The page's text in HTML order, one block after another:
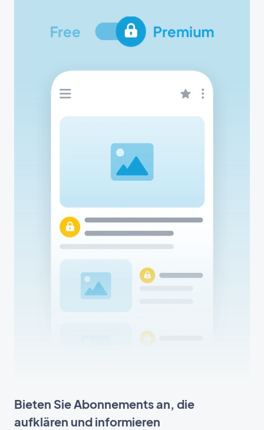
Bieten Sie Abonnements an, die
aufklären und informieren